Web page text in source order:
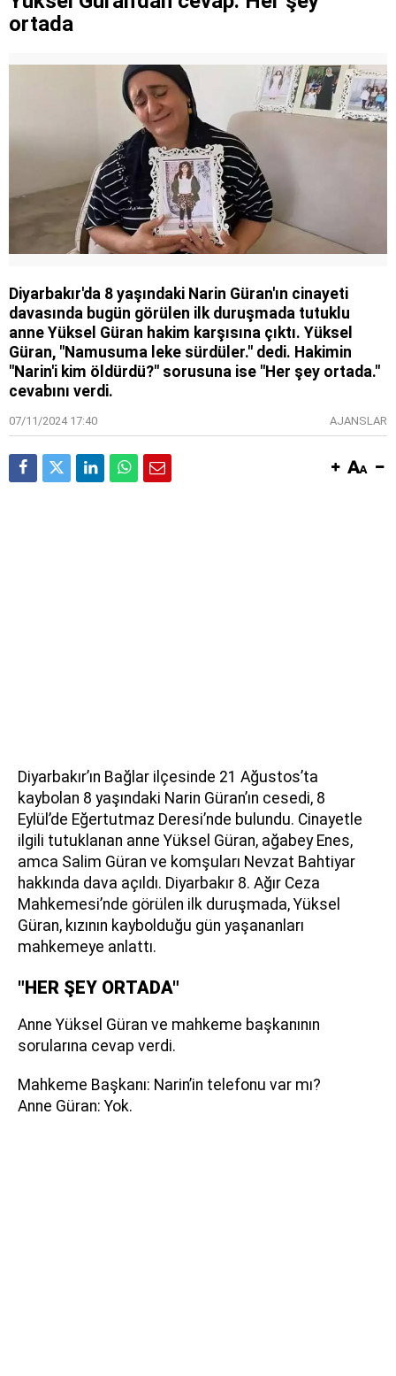
iddiası paylaşımlarına soruşturma
ortada
Diyarbakır'da 8 yaşındaki Narin Güran'ın cinayeti
davasında bugün görülen ilk duruşmada tutuklu
anne Yüksel Güran hakim karşısına çıktı. Yüksel
Güran, "Namusuma leke sürdüler." dedi. Hakimin
"Narin'i kim öldürdü?" sorusuna ise "Her şey ortada."
cevabını verdi.
07/11/2024 17:40 AJANSLAR
Diyarbakır’ın Bağlar ilçesinde 21 Ağustos’ta
kaybolan 8 yaşındaki Narin Güran’ın cesedi, 8
Eylül’de Eğertutmaz Deresi’nde bulundu. Cinayetle
ilgili tutuklanan anne Yüksel Güran, ağabey Enes,
amca Salim Güran ve komşuları Nevzat Bahtiyar
hakkında dava açıldı. Diyarbakır 8. Ağır Ceza
Mahkemesi’nde görülen ilk duruşmada, Yüksel
Güran, kızının kaybolduğu gün yaşananları
mahkemeye anlattı.
"HER ŞEY ORTADA"
Anne Yüksel Güran ve mahkeme başkanının
sorularına cevap verdi.
Mahkeme Başkanı: Narin’in telefonu var mı?
Anne Güran: Yok.